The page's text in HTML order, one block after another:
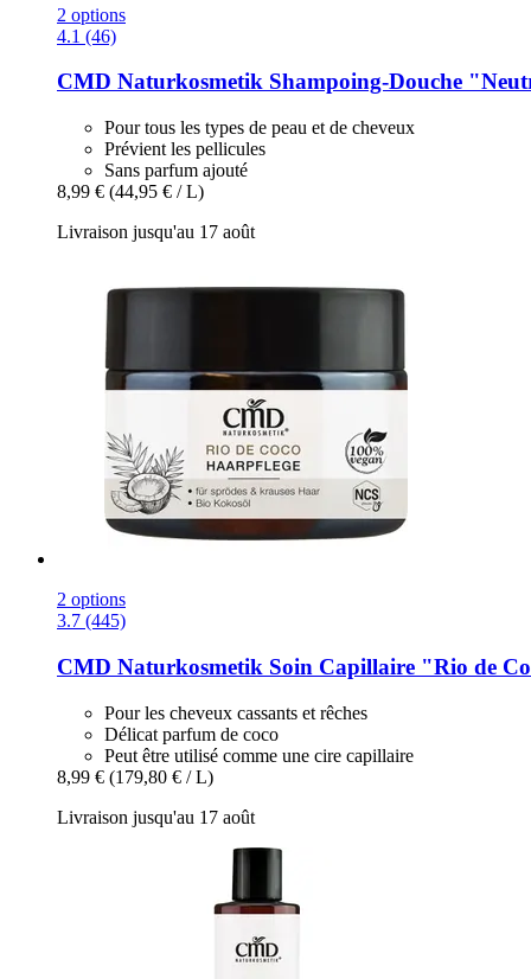
2 options
4.1 (46)
CMD Naturkosmetik Shampoing-​Douche
Pour tous les types de peau et de cheveux
Prévient les pellicules
Sans parfum ajouté
8,99 € (44,95 € / L)
Livraison jusqu'au 17 août
2 options
3.7 (445)
CMD Naturkosmetik Soin Capillaire "Rio de
Pour les cheveux cassants et rêches
Délicat parfum de coco
Peut être utilisé comme une cire capillaire
8,99 € (179,80 € / L)
Livraison jusqu'au 17 août